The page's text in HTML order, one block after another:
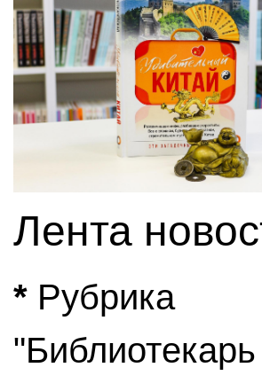
Лента
* Рубрика
"Библиотекарь